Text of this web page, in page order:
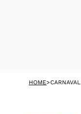
HOME>CARNAVAL